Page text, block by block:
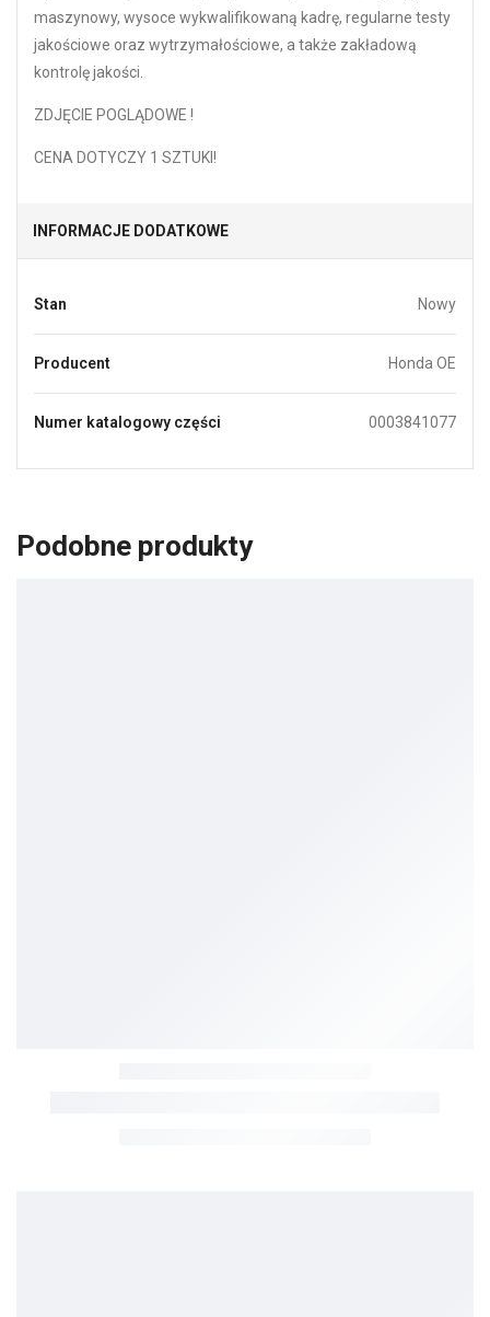
maszynowy, wysoce wykwalifikowaną kadrę, regularne testy
jakościowe oraz wytrzymałościowe, a także zakładową
kontrolę jakości.
ZDJĘCIE POGLĄDOWE !
CENA DOTYCZY 1 SZTUKI!
INFORMACJE DODATKOWE
Stan Nowy
Producent Honda OE
Numer katalogowy części 0003841077
Podobne produkty